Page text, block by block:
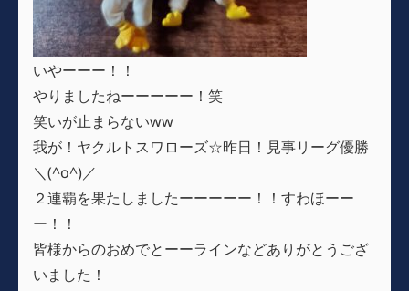
いやーーー！！
やりましたねーーーーー！笑
笑いが止まらないww
我が！ヤクルトスワローズ☆昨日！見事リーグ優勝
＼(^o^)／
２連覇を果たしましたーーーーー！！すわほーー
ー！！
皆様からのおめでとーーラインなどありがとうござ
いました！